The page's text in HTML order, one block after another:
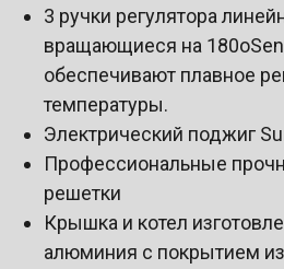
3 ручки регулятора
вращающиеся на
обеспечивают плавное
температуры.
Электрический поджиг
Профессиональные
решетки
Крышка и котел
алюминия с покрытием